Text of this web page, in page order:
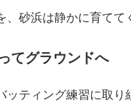
砂浜は静かに育てて
てグラウンドへ
ティング練習に取り